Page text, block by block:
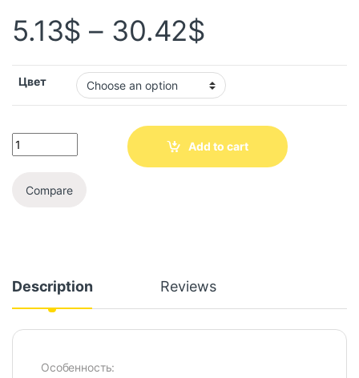
5.13$ – 30.42$
Цвет
Add to cart
Compare
Description Reviews
Особенность: